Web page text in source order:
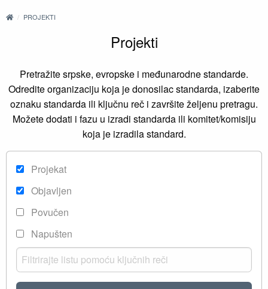
PROJEKTI
Projekti
Pretražite srpske, evropske i međunarodne standarde.
Odredite organizaciju koja je donosilac standarda, izaberite
oznaku standarda ili ključnu reč i završite željenu pretragu.
Možete dodati i fazu u izradi standarda ili komitet/komisiju
koja je izradila standard.
Projekat
Objavljen
Povučen
Napušten